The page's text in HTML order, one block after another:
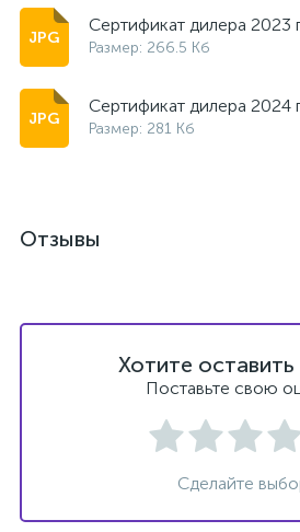
Сертификат дилера 2023
Размер: 266.5 Кб
Сертификат дилера 2024
Размер: 281 Кб
Отзывы
Хотите оставить
Поставьте свою
Сделайте